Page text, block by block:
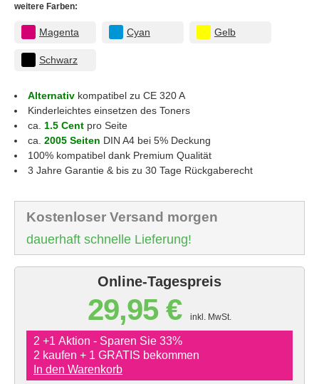
weitere Farben:
Magenta Cyan Gelb
Schwarz
Alternativ kompatibel zu CE 320 A
Kinderleichtes einsetzen des Toners
ca. 1.5 Cent pro Seite
ca. 2005 Seiten DIN A4 bei 5% Deckung
100% kompatibel dank Premium Qualität
3 Jahre Garantie & bis zu 30 Tage Rückgaberecht
Kostenloser Versand morgen
dauerhaft schnelle Lieferung!
Online-Tagespreis
29,95 € inkl. MwSt.
2 +1 Aktion - Sparen Sie 33%
2 kaufen + 1 GRATIS bekommen
In den Warenkorb